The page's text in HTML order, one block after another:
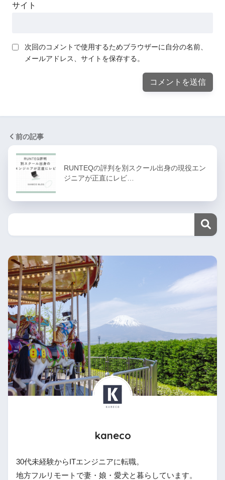
サイト
次回のコメントで使用するためブラウザーに自分の名前、
メールアドレス、サイトを保存する。
前の記事
RUNTEQの評判を別スクール出身の現役エン
ジニアが正直にレビ…
kaneco
30代未経験からITエンジニアに転職。
地方フルリモートで妻・娘・愛犬と暮らしています。